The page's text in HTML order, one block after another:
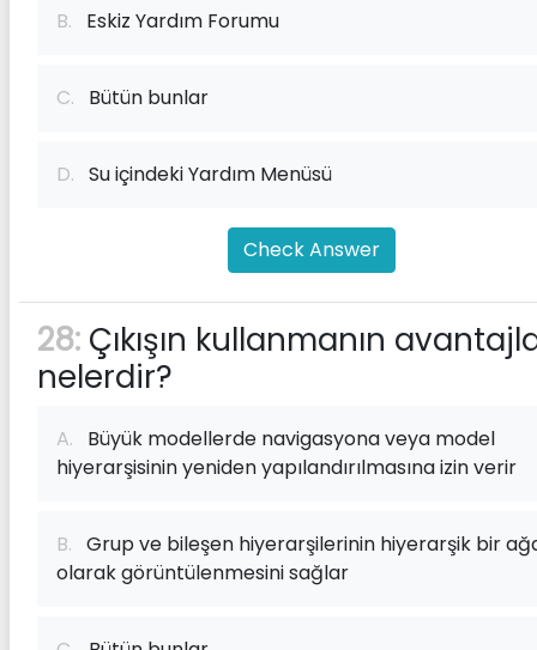
B. Eskiz Yardım Forumu
C. Bütün bunlar
D. Su içindeki Yardım Menüsü
Check Answer
28: Çıkışın kullanmanın
nelerdir?
A. Büyük modellerde navigasyona veya model
hiyerarşisinin yeniden yapılandırılmasına izin verir
B. Grup ve bileşen hiyerarşilerinin hiyerarşik bir
olarak görüntülenmesini sağlar